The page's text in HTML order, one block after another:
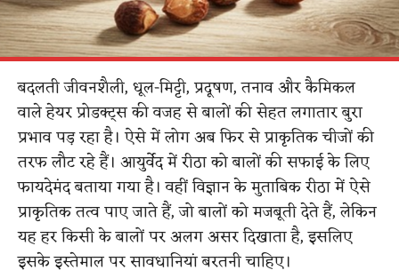
बदलती जीवनशैली, धूल-मिट्टी, प्रदूषण, तनाव और कैमिकल
वाले हेयर प्रोडक्ट्स की वजह से बालों की सेहत लगातार बुरा
प्रभाव पड़ रहा है। ऐसे में लोग अब फिर से प्राकृतिक चीजों की
तरफ लौट रहे हैं। आयुर्वेद में रीठा को बालों की सफाई के लिए
फायदेमंद बताया गया है। वहीं विज्ञान के मुताबिक रीठा में ऐसे
प्राकृतिक तत्व पाए जाते हैं, जो बालों को मजबूती देते हैं, लेकिन
यह हर किसी के बालों पर अलग असर दिखाता है, इसलिए
इसके इस्तेमाल पर सावधानियां बरतनी चाहिए।